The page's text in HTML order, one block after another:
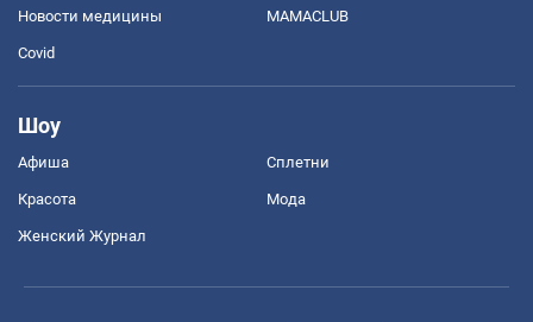
Новости медицины MAMACLUB
Covid
Шоу
Афиша Сплетни
Красота Мода
Женский Журнал